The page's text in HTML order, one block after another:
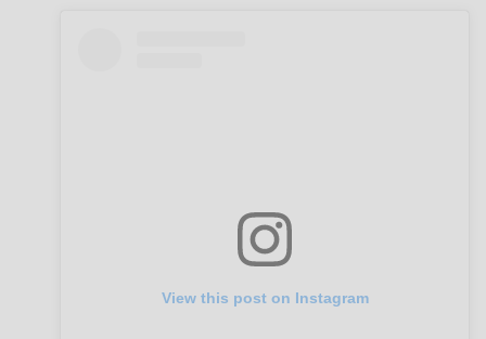
View this post on Instagram